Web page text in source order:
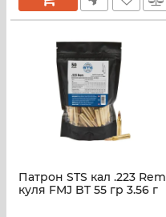
Патрон STS кал .223 Rem
куля FMJ BT 55 гр 3.56 г